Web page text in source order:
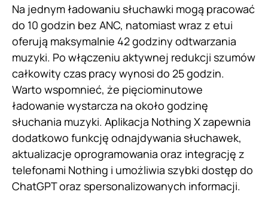
Na jednym ładowaniu słuchawki mogą pracować
do 10 godzin bez ANC, natomiast wraz z etui
oferują maksymalnie 42 godziny odtwarzania
muzyki. Po włączeniu aktywnej redukcji szumów
całkowity czas pracy wynosi do 25 godzin.
Warto wspomnieć, że pięciominutowe
ładowanie wystarcza na około godzinę
słuchania muzyki. Aplikacja Nothing X zapewnia
dodatkowo funkcję odnajdywania słuchawek,
aktualizacje oprogramowania oraz integrację z
telefonami Nothing i umożliwia szybki dostęp do
ChatGPT oraz spersonalizowanych informacji.